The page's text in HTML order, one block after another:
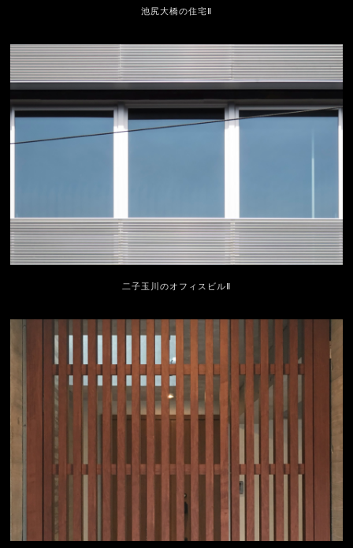
池尻大橋の住宅Ⅱ
二子玉川のオフィスビルⅡ